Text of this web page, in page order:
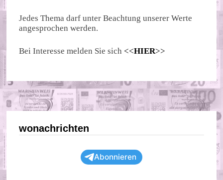
Jedes Thema darf unter Beachtung unserer Werte
angesprochen werden.
Bei Interesse melden Sie sich <<HIER>>
wonachrichten
Abonnieren